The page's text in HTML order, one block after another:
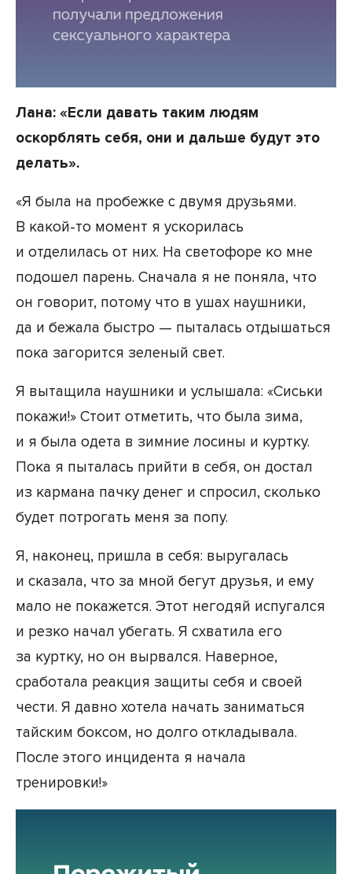
Лана: «Если давать таким людям
оскорблять себя, они и дальше будут это
делать».
«Я была на пробежке с двумя друзьями.
В какой-то момент я ускорилась
и отделилась от них. На светофоре ко мне
подошел парень. Сначала я не поняла, что
он говорит, потому что в ушах наушники,
да и бежала быстро — пыталась отдышаться
пока загорится зеленый свет.
Я вытащила наушники и услышала: «Сиськи
покажи!» Стоит отметить, что была зима,
и я была одета в зимние лосины и куртку.
Пока я пыталась прийти в себя, он достал
из кармана пачку денег и спросил, сколько
будет потрогать меня за попу.
Я, наконец, пришла в себя: выругалась
и сказала, что за мной бегут друзья, и ему
мало не покажется. Этот негодяй испугался
и резко начал убегать. Я схватила его
за куртку, но он вырвался. Наверное,
сработала реакция защиты себя и своей
чести. Я давно хотела начать заниматься
тайским боксом, но долго откладывала.
После этого инцидента я начала
тренировки!»